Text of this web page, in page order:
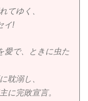
てゆく、
イ!
愛で、ときに虫た
耽溺し、
に完敗宣言。